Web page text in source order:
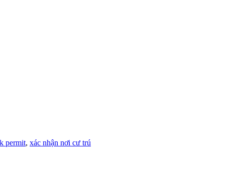
permit, xác nhận nơi cư trú